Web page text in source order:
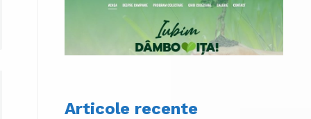
Articole recente